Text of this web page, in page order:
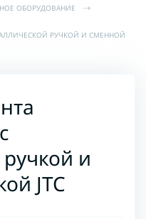
ОБОРУДОВАНИЕ
РУЧКОЙ И СМЕННОЙ
и
JTC